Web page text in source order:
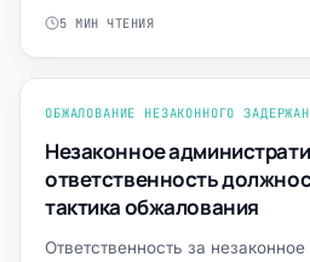
5 МИН ЧТЕНИЯ
ОБЖАЛОВАНИЕ НЕЗАКОННОГО
Незаконное
ответственность
тактика обжалования
Ответственность за